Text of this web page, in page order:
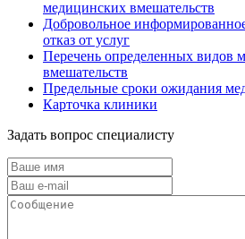
медицинских вмешательств
Добровольное
отказ от услуг
Перечень определенных видов
вмешательств
Предельные сроки ожидания
Карточка клиники
Задать вопрос специалисту